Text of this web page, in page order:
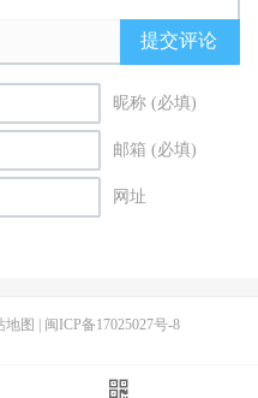
提交评论
昵称 (必填)
邮箱 (必填)
网址
地图 闽ICP备17025027号-8